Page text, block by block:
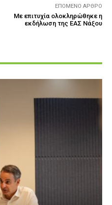
ΕΠΌΜΕΝΟ ΆΡΘΡΟ
Mε επιτυχία ολοκληρώθηκε η
εκδήλωση της ΕΑΣ Νάξου